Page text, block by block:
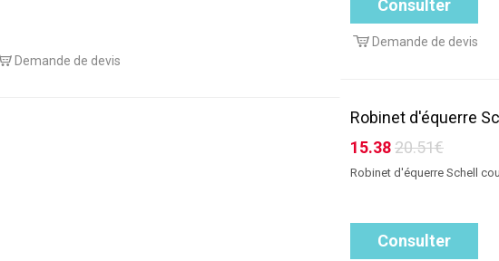
Demande de devis
Consulter
Demande de devis
Robinet d'équerre
15.3820.51€
Robinet d'équerre Schell
Consulter